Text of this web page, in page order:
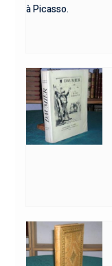
à Picasso.